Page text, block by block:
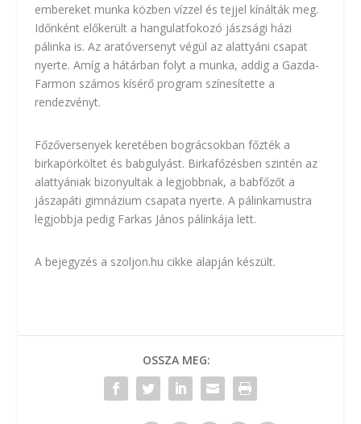
embereket munka közben vízzel és tejjel kínálták meg.
Időnként előkerült a hangulatfokozó jászsági házi
pálinka is. Az aratóversenyt végül az alattyáni csapat
nyerte. Amíg a hátárban folyt a munka, addig a Gazda-
Farmon számos kísérő program színesítette a
rendezvényt.
Főzőversenyek keretében bográcsokban főzték a
birkapörköltet és babgulyást. Birkafőzésben szintén az
alattyániak bizonyultak a legjobbnak, a babfőzőt a
jászapáti gimnázium csapata nyerte. A pálinkamustra
legjobbja pedig Farkas János pálinkája lett.
A bejegyzés a szoljon.hu cikke alapján készült.
OSSZA MEG: